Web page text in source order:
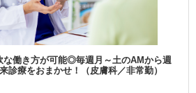
な働き方が可能◎毎週月～土のAMから週
診療をおまかせ！（皮膚科／非常勤）